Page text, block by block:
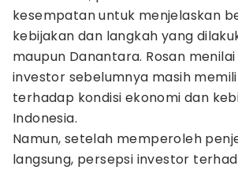
kesempatan untuk menjelaskan
kebijakan dan langkah yang
maupun Danantara. Rosan
investor sebelumnya masih
terhadap kondisi ekonomi dan
Indonesia.
Namun, setelah memperoleh
langsung, persepsi investor